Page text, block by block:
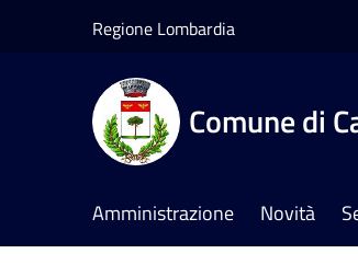
Regione Lombardia
Comune di
Amministrazione Novità